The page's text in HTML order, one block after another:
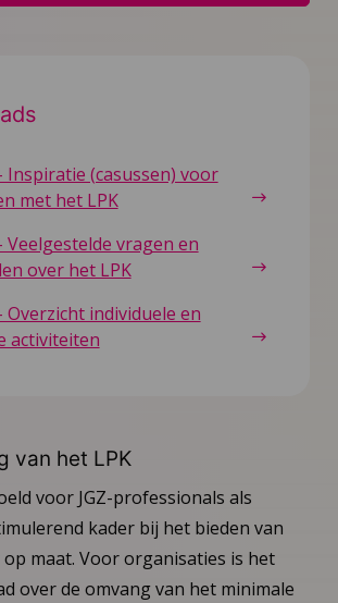
Inspiratie (casussen) voor
met het LPK
Veelgestelde vragen en
over het LPK
Overzicht individuele en
activiteiten
van het LPK
voor JGZ-professionals als
kader bij het bieden van
maat. Voor organisaties is het
over de omvang van het minimale